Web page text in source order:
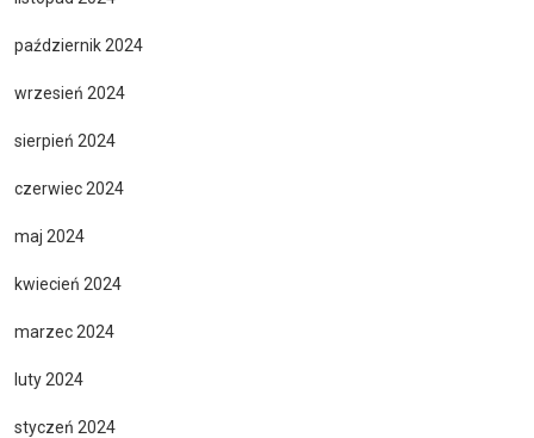
październik 2024
wrzesień 2024
sierpień 2024
czerwiec 2024
maj 2024
kwiecień 2024
marzec 2024
luty 2024
styczeń 2024